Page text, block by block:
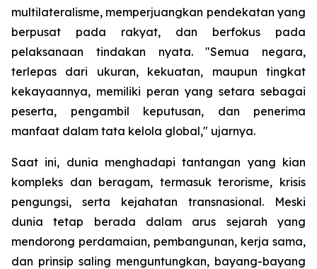
multilateralisme, memperjuangkan pendekatan yang
berpusat pada rakyat, dan berfokus pada
pelaksanaan tindakan nyata. "Semua negara,
terlepas dari ukuran, kekuatan, maupun tingkat
kekayaannya, memiliki peran yang setara sebagai
peserta, pengambil keputusan, dan penerima
manfaat dalam tata kelola global," ujarnya.
Saat ini, dunia menghadapi tantangan yang kian
kompleks dan beragam, termasuk terorisme, krisis
pengungsi, serta kejahatan transnasional. Meski
dunia tetap berada dalam arus sejarah yang
mendorong perdamaian, pembangunan, kerja sama,
dan prinsip saling menguntungkan, bayang-bayang